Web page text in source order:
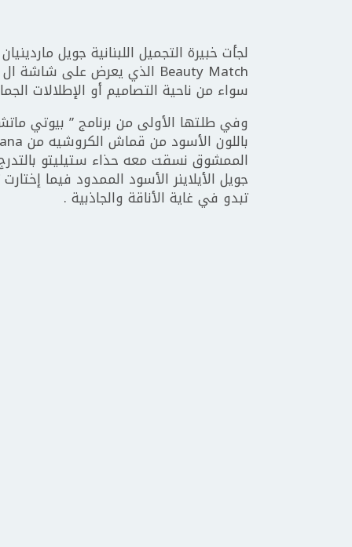
لجأت خبيرة التجميل اللبنانية جويل
سواء من ناحية التصاميم أو الإطلالات
وفي طلتها الأولى من برنامج ” بيوتي
الممشوق نسقت معه حذاء ستيليتو بالتدرج
جويل الأيلاينر الأسود الممدود فيما
تبدو في غاية الأناقة والجاذبية .